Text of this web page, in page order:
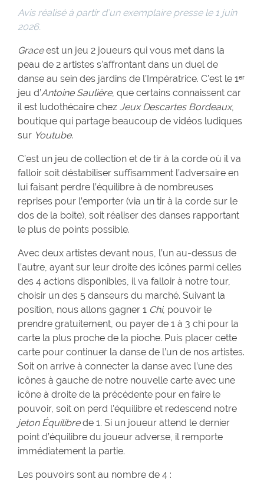
Avis réalisé à partir d’un exemplaire presse le 1 juin
2026.
Graceest un jeu 2 joueurs qui vous met dans la
peau de 2 artistes s’affrontant dans un duel de
danse au sein des jardins de l’Impératrice. C’est le 1ᵉʳ
jeu d’Antoine Saulière, que certains connaissent car
il est ludothécaire chez Jeux Descartes Bordeaux,
boutique qui partage beaucoup de vidéos ludiques
sur Youtube.
C’est un jeu de collection et de tir à la corde où il va
falloir soit déstabiliser suffisamment l’adversaire en
lui faisant perdre l’équilibre à de nombreuses
reprises pour l’emporter (via un tir à la corde sur le
dos de la boite), soit réaliser des danses rapportant
le plus de points possible.
Avec deux artistes devant nous, l’un au-dessus de
l’autre, ayant sur leur droite des icônes parmi celles
des 4 actions disponibles, il va falloir à notre tour,
choisir un des 5 danseurs du marché. Suivant la
position, nous allons gagner 1 Chi, pouvoir le
prendre gratuitement, ou payer de 1 à 3 chi pour la
carte la plus proche de la pioche. Puis placer cette
carte pour continuer la danse de l’un de nos artistes.
Soit on arrive à connecter la danse avec l’une des
icônes à gauche de notre nouvelle carte avec une
icône à droite de la précédente pour en faire le
pouvoir, soit on perd l’équilibre et redescend notre
jeton Équilibrede 1. Si un joueur attend le dernier
point d’équilibre du joueur adverse, il remporte
immédiatement la partie.
Les pouvoirs sont au nombre de 4 :